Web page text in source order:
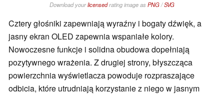
Download yourlicensedrating image as PNG/SVG
Cztery głośniki zapewniają wyraźny i bogaty dźwięk, a
jasny ekran OLED zapewnia wspaniałe kolory.
Nowoczesne funkcje i solidna obudowa dopełniają
pozytywnego wrażenia. Z drugiej strony, błyszcząca
powierzchnia wyświetlacza powoduje rozpraszające
odbicia, które utrudniają korzystanie z niego w jasnym